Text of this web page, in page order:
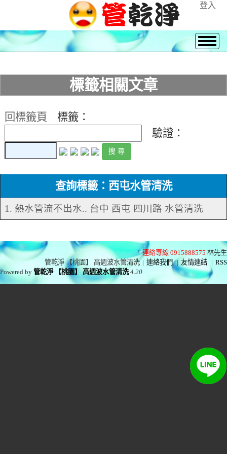
登入
標籤相關文章
回標籤頁
標籤：
驗證：
查詢標籤：西屯水管清洗
1. 熱水管流不出水.. 台中 西屯 四川路 水管清洗
連絡專線 0915888575 林先生
管乾淨 【桃園】 高週波水管清洗 | 連絡我們 | 友情連結 | RSS
Powered by管乾淨 【桃園】 高週波水管清洗 4.20